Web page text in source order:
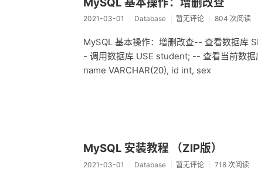
2021-03-01 Database 暂无评论 804 次阅读
MySQL 基本操作：增删改查-- 查看数据库
- 调用数据库 USE student; -- 查看当前数
name VARCHAR(20), id int, sex
MySQL 安装教程 （ZIP版）
2021-03-01 Database 暂无评论 718 次阅读